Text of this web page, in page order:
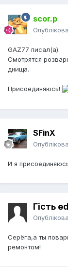
scor.p
GAZ77 писал(а):
Смотрятся
днища.
Присоединяюсь!
SFinX
И я
Гість
Серёга,а ты
ремонтом!